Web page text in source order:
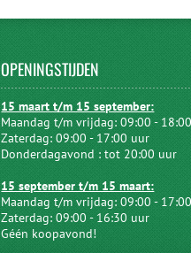
OPENINGSTIJDEN
15 maart t/m 15 september:
Maandag t/m vrijdag: 09:00 -
Zaterdag: 09:00 - 17:00 uur
Donderdagavond : tot 20:00 uur
15 september t/m 15 maart:
Maandag t/m vrijdag: 09:00 -
Zaterdag: 09:00 - 16:30 uur
Géén koopavond!